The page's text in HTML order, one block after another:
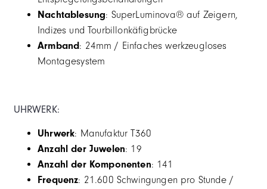
Nachtablesung: SuperLuminova® auf Zeigern,
Indizes und Tourbillonkäfigbrücke
Armband: 24mm / Einfaches werkzeugloses
Montagesystem
UHRWERK:
Uhrwerk: Manufaktur T360
Anzahl der Juwelen: 19
Anzahl der Komponenten: 141
Frequenz: 21.600 Schwingungen pro Stunde /